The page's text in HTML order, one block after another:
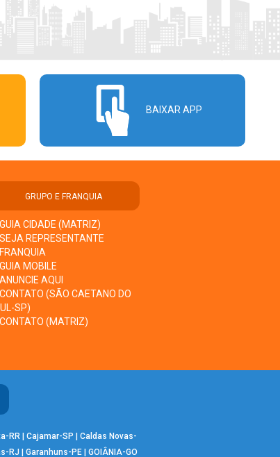
BAIXAR APP
GRUPO E FRANQUIA
GUIA CIDADE (MATRIZ)
SEJA REPRESENTANTE
MOBILE
AQUI
CONTATO (SÃO CAETANO DO
SP)
CONTATO (MATRIZ)
RR | Cajamar-SP | Caldas Novas-
RJ | Garanhuns-PE | GOIÂNIA-GO